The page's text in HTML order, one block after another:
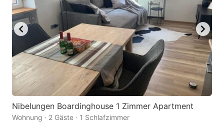
Nibelungen Boardinghouse 1 Zimmer Apartment
Wohnung · 2 Gäste · 1 Schlafzimmer